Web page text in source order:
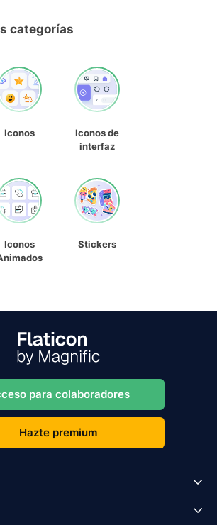
categorías
Iconos
Iconos de
interfaz
Iconos
Stickers
para colaboradores
Hazte premium